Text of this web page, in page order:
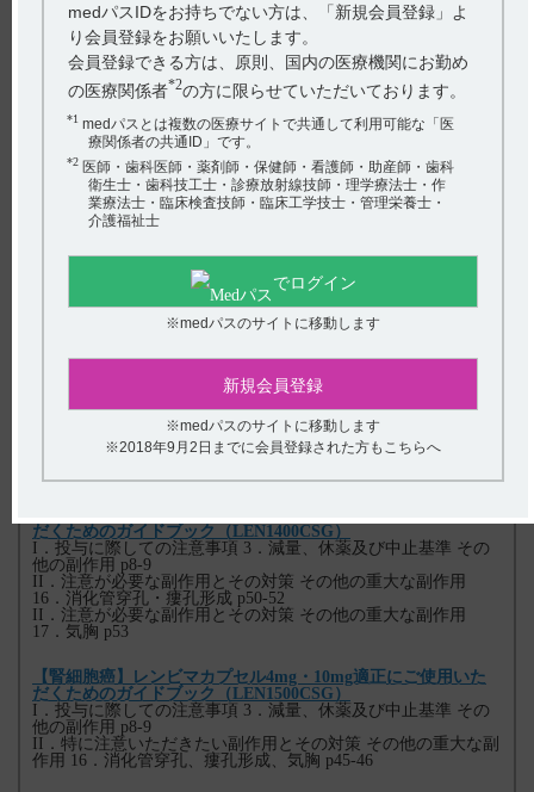
●疾患別の副作用の発現状況、発現時期、対策、消化管穿孔、
瘻孔形成、気胸による減量・休薬のフローチャート等につきま
しては、Medical.eisai.jp レンビマ製品サイト[適正使用に関する
基本情報]に掲載しております各疾患の[適正にご使用いただく
ためのガイドブック]をご確認ください。
【甲状腺癌】レンビマカプセル4mg・10mg適正にご使用いた
だくためのガイドブック（LEN1002ISG）
I．投与に際しての注意事項5．用法及び用量 減量、休薬及び中
止基準 その他の副作用 p14
II．重大な副作用とその対策 重大な副作用 9．消化管穿孔、瘻
孔形成、気胸 p40-42
【肝細胞癌】レンビマカプセル4mg適正にご使用いただくため
のガイドブック（LEN1087ESG）
I．投与に際しての注意事項 3．減量、休薬及び中止基準 その
他の副作用 p9
II．注意いただきたい副作用とその対策 その他の重大な副作用
【胸腺癌】レンビマカプセル4mg適正にご使用いただくための
I．投与に際しての注意事項 4．減量、休薬及び中止基準（切除
不能な胸腺癌） その他の副作用 p7-8
II．特に注意いただきたい副作用とその対策 その他の重大な副
だくためのガイドブック（LEN1400CSG）
I．投与に際しての注意事項 3．減量、休薬及び中止基準 その
他の副作用 p8-9
II．注意が必要な副作用とその対策 その他の重大な副作用
16．消化管穿孔・瘻孔形成 p50-52
II．注意が必要な副作用とその対策 その他の重大な副作用
17．気胸 p53
【腎細胞癌】レンビマカプセル4mg・10mg適正にご使用いた
だくためのガイドブック（LEN1500CSG）
I．投与に際しての注意事項 3．減量、休薬及び中止基準 その
他の副作用 p8-9
II．特に注意いただきたい副作用とその対策 その他の重大な副
作用 16．消化管穿孔、瘻孔形成、気胸 p45-46
medパスIDをお持ちでない方は、「新規会員登録」よ
り会員登録をお願いいたします。
会員登録できる方は、原則、国内の医療機関にお勤め
の医療関係者*2の方に限らせていただいております。
*1 medパスとは複数の医療サイトで共通して利用可能な「医
療関係者の共通ID」です。
*2 医師・歯科医師・薬剤師・保健師・看護師・助産師・歯科
衛生士・歯科技工士・診療放射線技師・理学療法士・作
業療法士・臨床検査技師・臨床工学技士・管理栄養士・
介護福祉士
でログイン
※medパスのサイトに移動します
新規会員登録
※medパスのサイトに移動します
※2018年9月2日までに会員登録された方もこちらへ